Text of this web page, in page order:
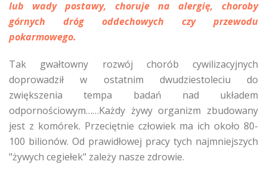
lub wady postawy, choruje na alergię, choroby
górnych dróg oddechowych czy przewodu
pokarmowego.
Tak gwałtowny rozwój chorób cywilizacyjnych
doprowadził w ostatnim dwudziestoleciu do
zwiększenia tempa badań nad układem
odpornościowym……Każdy żywy organizm zbudowany
jest z komórek. Przeciętnie człowiek ma ich około 80-
100 bilionów. Od prawidłowej pracy tych najmniejszych
"żywych cegiełek" zależy nasze zdrowie.